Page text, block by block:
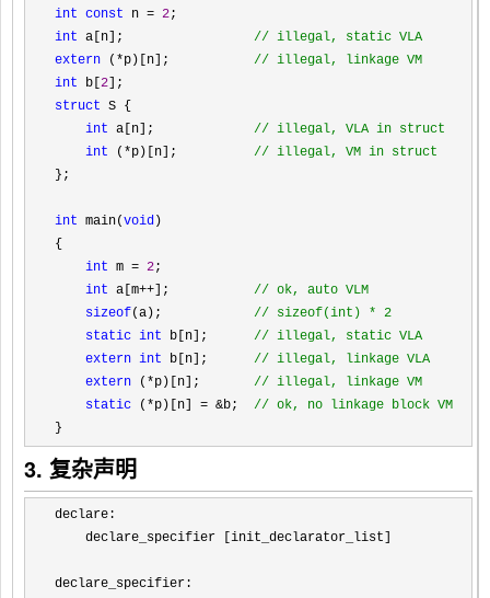
int const n = 2
int a[n]; // illegal, static VLA
extern (*p)[n]; // illegal, linkage VM
int b[ 2
struct S {
int a[n]; // illegal, VLA in struct
int (*p)[n]; // illegal, VM in struct
};
int main(void )
{
int m = 2;
int a[m++]; // ok, auto VLM
sizeof(a); // sizeof(int) * 2
static int b[n]; // illegal, static VLA
extern int b[n]; // illegal, linkage VLA
extern (*p)[n]; // illegal, linkage VM
static (*p)[n] = &b; // ok, no linkage block VM
}
3. 复杂声明
declare:
    declare_specifier [init_declarator_list]
declare_specifier: